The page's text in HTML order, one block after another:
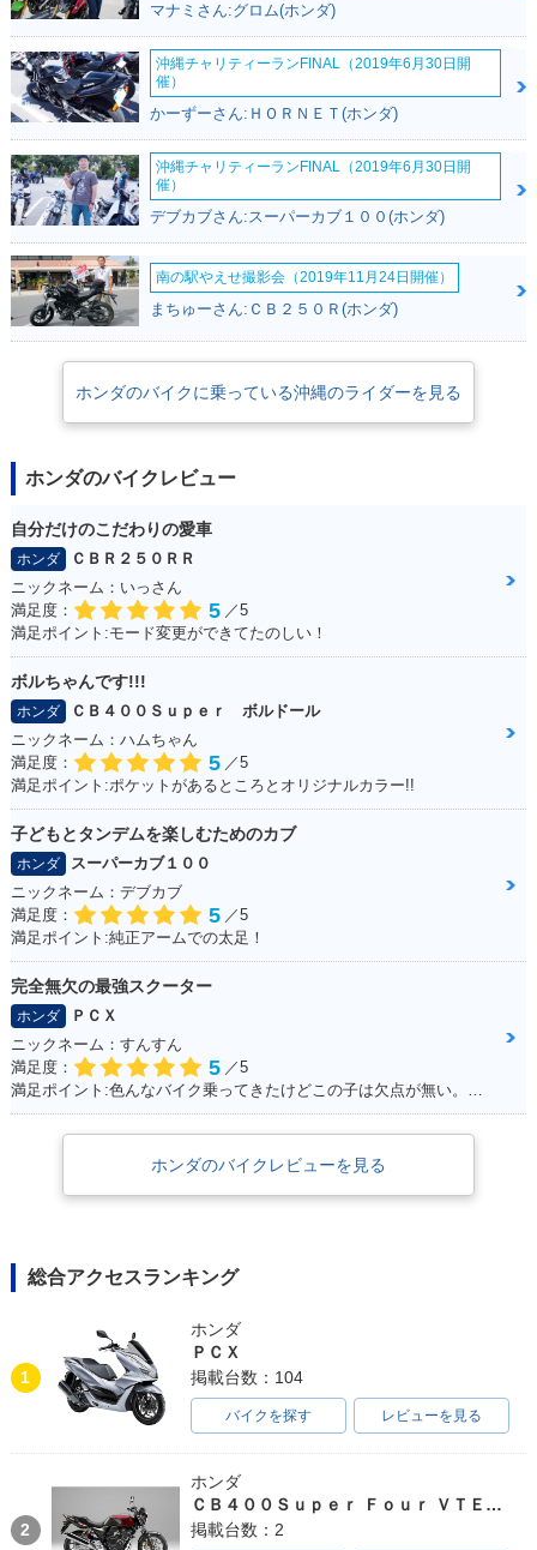
マナミさん:グロム(ホンダ)
沖縄チャリティーランFINAL（2019年6月30日開
催）
かーずーさん:ＨＯＲＮＥＴ(ホンダ)
沖縄チャリティーランFINAL（2019年6月30日開
催）
デブカブさん:スーパーカブ１００(ホンダ)
南の駅やえせ撮影会（2019年11月24日開催）
まちゅーさん:ＣＢ２５０Ｒ(ホンダ)
ホンダのバイクに乗っている沖縄のライダーを見る
ホンダのバイクレビュー
自分だけのこだわりの愛車
ホンダ
ＣＢＲ２５０ＲＲ
ニックネーム：いっさん
満足度：
5 ／5
満足ポイント:モード変更ができてたのしい！
ボルちゃんです!!!
ホンダ
ＣＢ４００Ｓｕｐｅｒ ボルドール
ニックネーム：ハムちゃん
満足度：
5 ／5
満足ポイント:ポケットがあるところとオリジナルカラー!!
子どもとタンデムを楽しむためのカブ
ホンダ
スーパーカブ１００
ニックネーム：デブカブ
満足度：
5 ／5
満足ポイント:純正アームでの太足！
完全無欠の最強スクーター
ホンダ
ＰＣＸ
ニックネーム：すんすん
満足度：
5 ／5
満足ポイント:色んなバイク乗ってきたけどこの子は欠点が無い。ほんとに不満が出ない完成度の高いバイク！
ホンダのバイクレビューを見る
総合アクセスランキング
1
ホンダ
ＰＣＸ
掲載台数：104
バイクを探す レビューを見る
2
ホンダ
ＣＢ４００Ｓｕｐｅｒ Ｆｏｕｒ ＶＴＥＣ ＳＰＥＣ３
掲載台数：2